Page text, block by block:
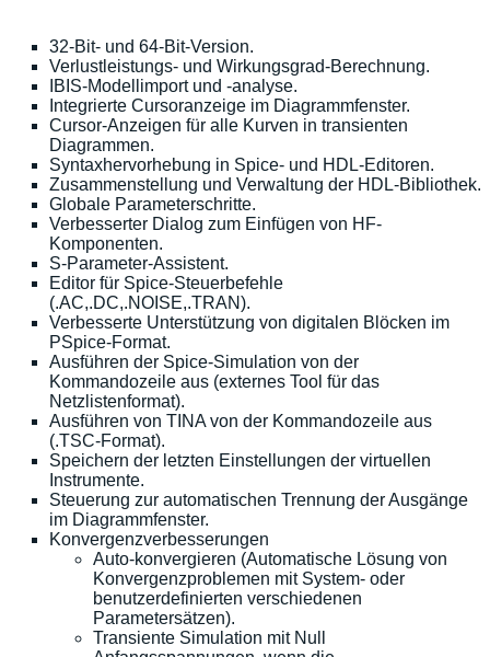
32-Bit- und 64-Bit-Version.
Verlustleistungs- und Wirkungsgrad-Berechnung.
IBIS-Modellimport und -analyse.
Integrierte Cursoranzeige im Diagrammfenster.
Cursor-Anzeigen für alle Kurven in transienten
Diagrammen.
Syntaxhervorhebung in Spice- und HDL-Editoren.
Zusammenstellung und Verwaltung der HDL-Bibliothek.
Globale Parameterschritte.
Verbesserter Dialog zum Einfügen von HF-
Komponenten.
S-Parameter-Assistent.
Editor für Spice-Steuerbefehle
(.AC,.DC,.NOISE,.TRAN).
Verbesserte Unterstützung von digitalen Blöcken im
PSpice-Format.
Ausführen der Spice-Simulation von der
Kommandozeile aus (externes Tool für das
Netzlistenformat).
Ausführen von TINA von der Kommandozeile aus
(.TSC-Format).
Speichern der letzten Einstellungen der virtuellen
Instrumente.
Steuerung zur automatischen Trennung der Ausgänge
im Diagrammfenster.
Konvergenzverbesserungen
Auto-konvergieren (Automatische Lösung von
Konvergenzproblemen mit System- oder
benutzerdefinierten verschiedenen
Parametersätzen).
Transiente Simulation mit Null